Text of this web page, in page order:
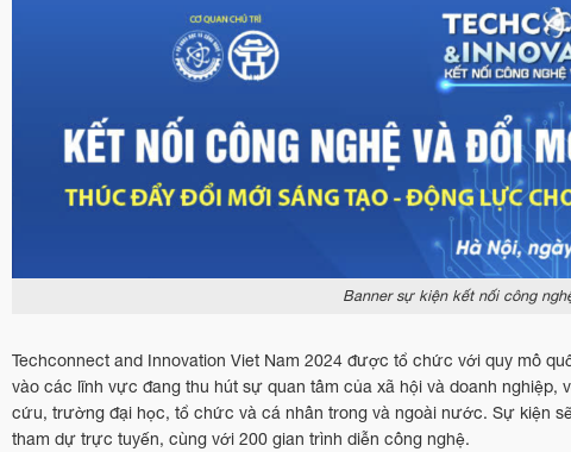
Banner sự kiện kết nối công
Techconnect and Innovation Viet Nam 2024 được tổ chức với quy mô
vào các lĩnh vực đang thu hút sự quan tâm của xã hội và doanh
cứu, trường đại học, tổ chức và cá nhân trong và ngoài nước. Sự kiện
tham dự trực tuyến, cùng với 200 gian trình diễn công nghệ.